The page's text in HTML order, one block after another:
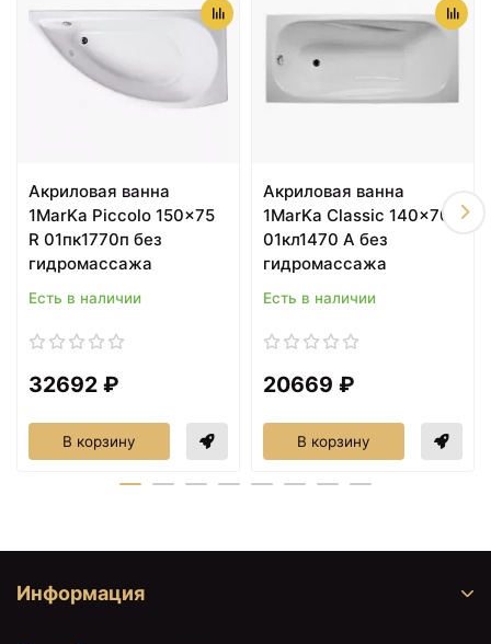
Акриловая ванна
1MarKa Piccolo 150x75
R 01пк1770п без
гидромассажа
Есть в наличии
32692 ₽
В корзину
Акриловая ванна
1MarKa Classic 140x70
01кл1470 А без
гидромассажа
Есть в наличии
20669 ₽
В корзину
Информация